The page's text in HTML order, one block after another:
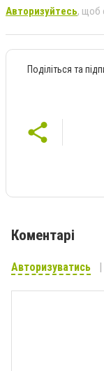
Авторизуйтесь, щоб
Поділіться та
Коментарі
Авторизуватись